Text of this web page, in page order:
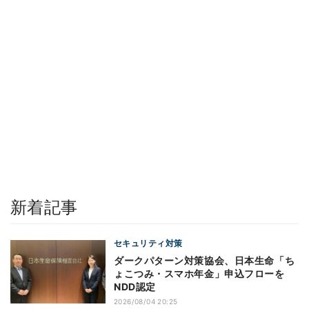
新着記事
セキュリティ対策
ダークパターン対策協会、日本生命「ち
ょこつみ・スマホ年金」申込フローを
NDD認定
2026/08/04 20:25